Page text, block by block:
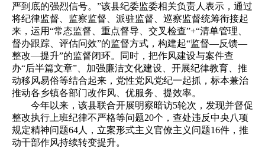
严到底的强烈信号。”该县纪委监委相关负责人表示，通过
将纪律监督、监察监督、派驻监督、巡察监督统筹衔接起
来，运用“常态监督、重点督导、交叉检查”+“清单管理、
督办跟踪、评估问效”的监督方式，构建起“监督—反馈—
整改—提升”的监督闭环。同时，把作风建设与案件查
办“后半篇文章”、加强廉洁文化建设、开展纪律教育、推
动移风易俗等结合起来，党性党风党纪一起抓，标本兼治
推动各乡镇各部门改作风、优服务、提效率。
今年以来，该县联合开展明察暗访5轮次，发现并督促
整改执行上班纪律不严格等问题20个，查处违反中央八项
规定精神问题64人，立案形式主义官僚主义问题16件，推
动干部作风持续转变提升。